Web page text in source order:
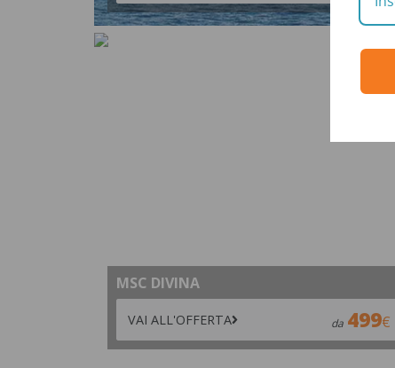
MSC DIVINA
VAI ALL'OFFERTA da 499